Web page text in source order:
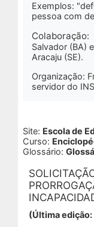
Exemplos:
pessoa com
Colaboração:
Salvador (BA)
Aracaju (SE).
Organização:
servidor do
Site: Escola de
Curso:
Glossário:
(Última